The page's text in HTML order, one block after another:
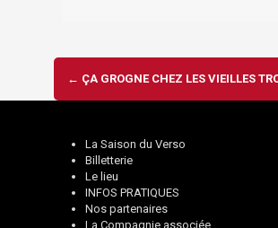
Navigation
d'article
← ÇA GROGNE CHEZ LES VIEILLES
La Saison du Verso
Billetterie
Le lieu
INFOS PRATIQUES
Nos partenaires
La Compagnie associée